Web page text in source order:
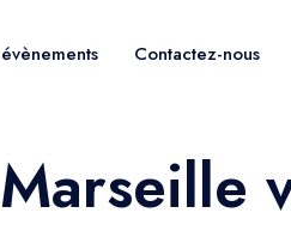
Contactez-nous